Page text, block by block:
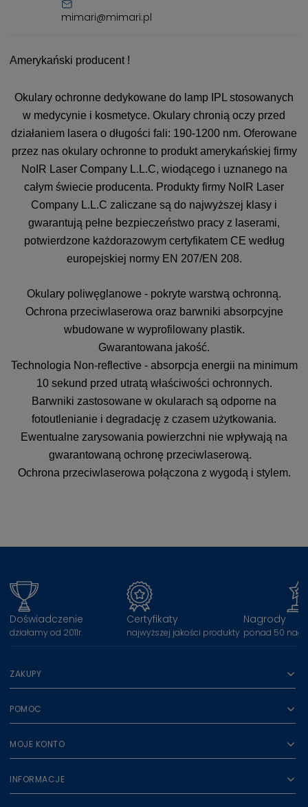
mimari@mimari.pl
Amerykański producent !
Okulary ochronne dedykowane do lamp IPL stosowanych
w medycynie i kosmetyce. Okulary chronią oczy przed
działaniem lasera o długości fali: 190-1200 nm. Oferowane
przez nas okulary ochronne to produkt amerykańskiej firmy
NoIR Laser Company L.L.C, wiodącego i uznanego na
całym świecie producenta. Produkty firmy NoIR Laser
Company L.L.C zaliczane są do najwyższej klasy i
gwarantują pełne bezpieczeństwo pracy z laserami,
potwierdzone każdorazowym certyfikatem CE według
europejskiej normy EN 207/EN 208.
Okulary poliwęglanowe - pokryte warstwą ochronną.
Ochrona przeciwlaserowa oraz barwniki absorpcyjne
wbudowane w wyprofilowany plastik.
Gwarantowana jakość.
Technologia Non-reflective - absorpcja energii na minimum
10 sekund przed utratą właściwości ochronnych.
Barwniki zastosowane w okularach są odporne na
fotoutlenianie i degradację z czasem użytkowania.
Ewentualne zarysowania powierzchni nie wpływają na
gwarantowaną ochronę przeciwlaserową.
Ochrona przeciwlaserowa połączona z wygodą i stylem.
Doświadczenie
działamy od 2011r.
Certyfikaty
najwyższej jakości produkty
Nagrody
ponad 50
ZAKUPY
POMOC
MOJE KONTO
INFORMACJE